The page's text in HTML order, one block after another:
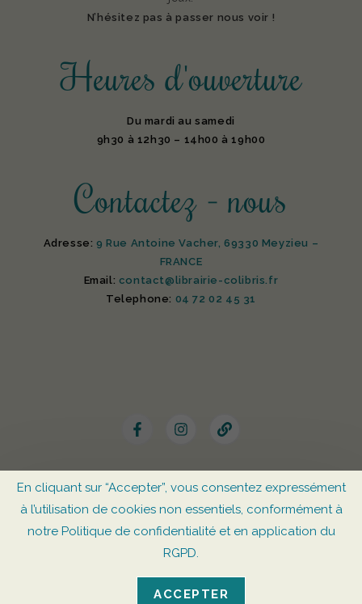
N’hésitez pas à passer nous voir !
Heures d'ouverture
Du mardi au samedi
9h30 à 12h30 – 14h00 à 19h00
Contactez - nous
Adresse:9 Rue Antoine Vacher, 69330 Meyzieu –
FRANCE
Email: contact@librairie-colibris.fr
Telephone: 04 72 02 45 31
© Librairie CoLibris 2025 – Mentions Légales
RGPD
En cliquant sur “Accepter”, vous consentez expressément
à l’utilisation de cookies non essentiels, conformément à
notre Politique de confidentialité et en application du
RGPD.
ACCEPTER